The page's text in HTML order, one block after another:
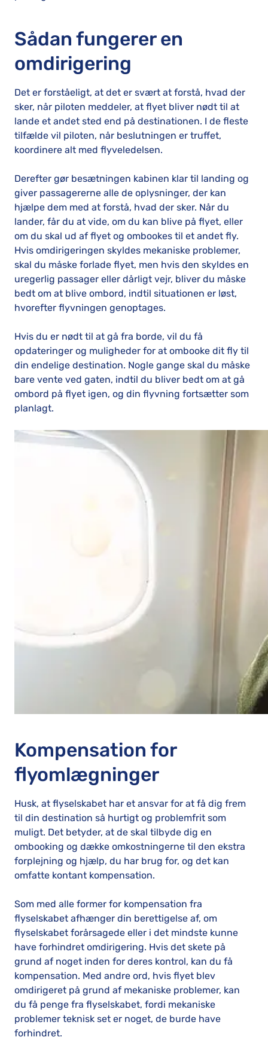
Sådan fungerer en
omdirigering
Det er forståeligt, at det er svært at forstå, hvad der
sker, når piloten meddeler, at flyet bliver nødt til at
lande et andet sted end på destinationen. I de fleste
tilfælde vil piloten, når beslutningen er truffet,
koordinere alt med flyveledelsen.
Derefter gør besætningen kabinen klar til landing og
giver passagererne alle de oplysninger, der kan
hjælpe dem med at forstå, hvad der sker. Når du
lander, får du at vide, om du kan blive på flyet, eller
om du skal ud af flyet og ombookes til et andet fly.
Hvis omdirigeringen skyldes mekaniske problemer,
skal du måske forlade flyet, men hvis den skyldes en
uregerlig passager eller dårligt vejr, bliver du måske
bedt om at blive ombord, indtil situationen er løst,
hvorefter flyvningen genoptages.
Hvis du er nødt til at gå fra borde, vil du få
opdateringer og muligheder for at ombooke dit fly til
din endelige destination. Nogle gange skal du måske
bare vente ved gaten, indtil du bliver bedt om at gå
ombord på flyet igen, og din flyvning fortsætter som
planlagt.
Kompensation for
flyomlægninger
Husk, at flyselskabet har et ansvar for at få dig frem
til din destination så hurtigt og problemfrit som
muligt. Det betyder, at de skal tilbyde dig en
ombooking og dække omkostningerne til den ekstra
forplejning og hjælp, du har brug for, og det kan
omfatte kontant kompensation.
Som med alle former for kompensation fra
flyselskabet afhænger din berettigelse af, om
flyselskabet forårsagede eller i det mindste kunne
have forhindret omdirigering. Hvis det skete på
grund af noget inden for deres kontrol, kan du få
kompensation. Med andre ord, hvis flyet blev
omdirigeret på grund af mekaniske problemer, kan
du få penge fra flyselskabet, fordi mekaniske
problemer teknisk set er noget, de burde have
forhindret.